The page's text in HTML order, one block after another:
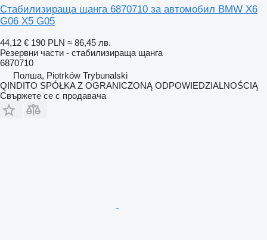
Стабилизираща щанга 6870710 за автомобил BMW X6
G06 X5 G05
44,12 € 190 PLN ≈ 86,45 лв.
Резервни части - стабилизираща щанга
6870710
Полша, Piotrków Trybunalski
QINDITO SPÓŁKA Z OGRANICZONĄ ODPOWIEDZIALNOŚCIĄ
Свържете се с продавача